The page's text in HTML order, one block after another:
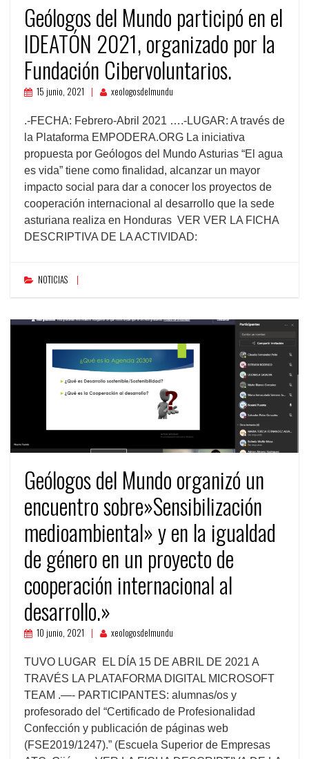
Geólogos del Mundo participó en el
IDEATÓN 2021, organizado por la
Fundación Cibervoluntarios.
15 junio, 2021 xeologosdelmundu
.-FECHA: Febrero-Abril 2021 ….-LUGAR: A través de
la Plataforma EMPODERA.ORG La iniciativa
propuesta por Geólogos del Mundo Asturias “El agua
es vida” tiene como finalidad, alcanzar un mayor
impacto social para dar a conocer los proyectos de
cooperación internacional al desarrollo que la sede
asturiana realiza en Honduras VER VER LA FICHA
DESCRIPTIVA DE LA ACTIVIDAD:
NOTICIAS
Geólogos del Mundo organizó un
encuentro sobre»Sensibilización
medioambiental» y en la igualdad
de género en un proyecto de
cooperación internacional al
desarrollo.»
10 junio, 2021 xeologosdelmundu
TUVO LUGAR EL DÍA 15 DE ABRIL DE 2021 A
TRAVÉS LA PLATAFORMA DIGITAL MICROSOFT
TEAM .—- PARTICIPANTES: alumnas/os y
profesorado del “Certificado de Profesionalidad
Confección y publicación de páginas web
(FSE2019/1247).” (Escuela Superior de Empresas